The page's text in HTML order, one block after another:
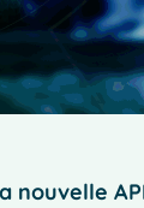
nouvelle